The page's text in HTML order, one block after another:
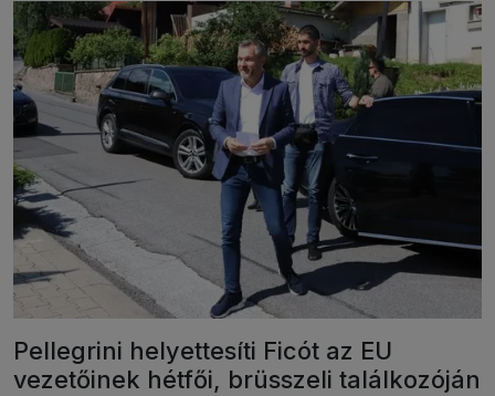
Pellegrini helyettesíti Ficót az EU
vezetőinek hétfői, brüsszeli találkozóján